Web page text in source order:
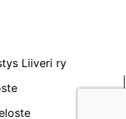
Liiveri ry